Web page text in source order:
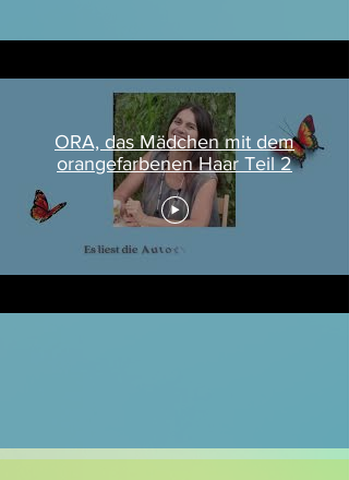
ORA, das Mädchen mit dem
orangefarbenen Haar Teil 2